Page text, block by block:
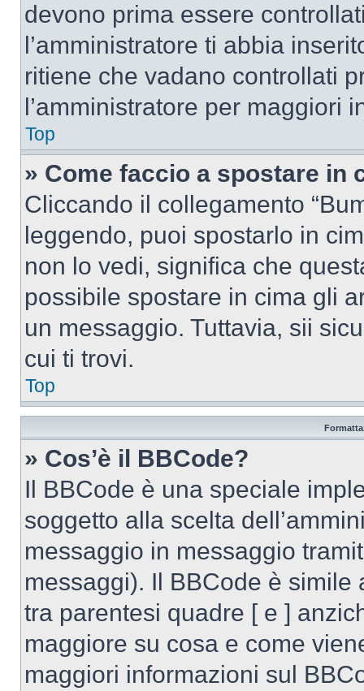
devono prima essere
l’amministratore ti abbia
ritiene che vadano controllati
l’amministratore per maggiori
Top
» Come faccio a spostare in
Cliccando il collegamento
leggendo, puoi spostarlo in
non lo vedi, significa che
possibile spostare in cima gli
un messaggio. Tuttavia, sii
cui ti trovi.
Top
» Cos’è il BBCode?
Il BBCode è una speciale
soggetto alla scelta
messaggio in messaggio
messaggi). Il BBCode è simile
tra parentesi quadre [ e ]
maggiore su cosa e come
maggiori informazioni sul